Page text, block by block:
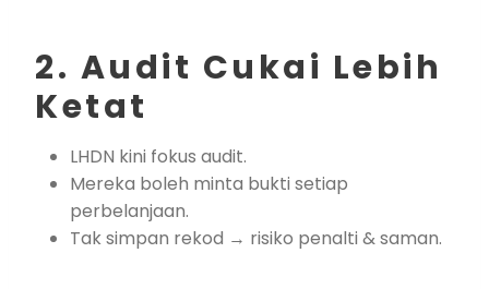
2. Audit Cukai Lebih
Ketat
LHDN kini fokus audit.
Mereka boleh minta bukti setiap
perbelanjaan.
Tak simpan rekod → risiko penalti & saman.